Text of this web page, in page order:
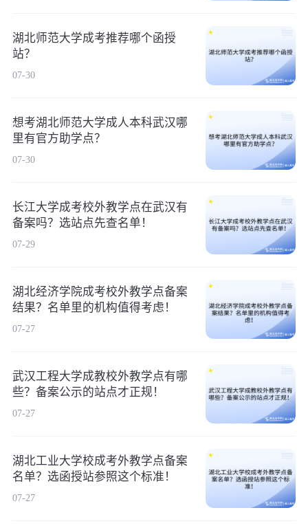
湖北师范大学成考推荐哪个函授
站？
07-30
想考湖北师范大学成人本科武汉哪
里有官方助学点？
07-30
长江大学成考校外教学点在武汉有
备案吗？选站点先查名单！
07-29
湖北经济学院成考校外教学点备案
结果？名单里的机构值得考虑！
07-27
武汉工程大学成教校外教学点有哪
些？备案公示的站点才正规！
07-27
湖北工业大学校成考外教学点备案
名单？选函授站参照这个标准！
07-27